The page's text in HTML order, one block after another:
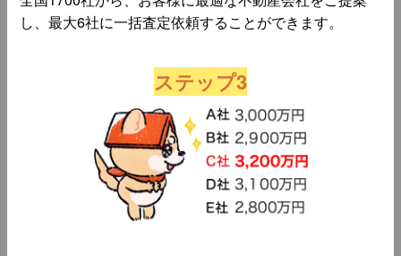
し、最大6社に一括査定依頼することができます。
ステップ3